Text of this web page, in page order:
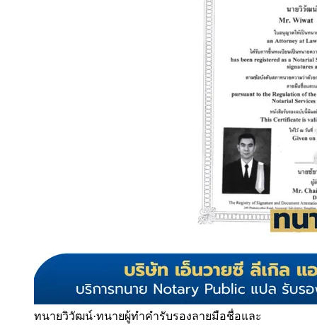
ทนายวิวัฒน์·ทนายผู้ทำคำรับรองลายมือชื่อและ